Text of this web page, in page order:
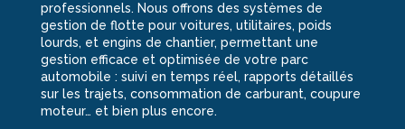
professionnels. Nous offrons des systèmes de
gestion de flotte pour voitures, utilitaires, poids
lourds, et engins de chantier, permettant une
gestion efficace et optimisée de votre parc
automobile : suivi en temps réel, rapports détaillés
sur les trajets, consommation de carburant, coupure
moteur… et bien plus encore.